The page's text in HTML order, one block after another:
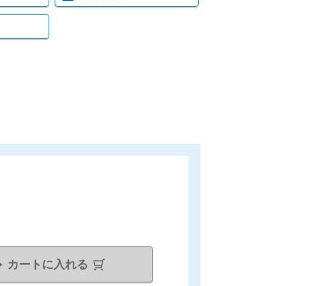
カートに入れる